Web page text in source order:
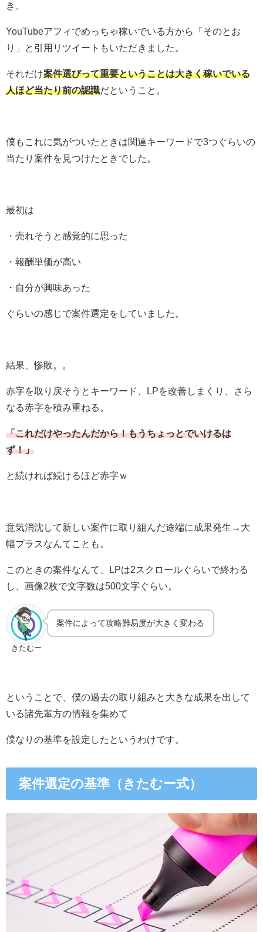
き、
YouTubeアフィでめっちゃ稼いでいる方から「そのとお
り」と引用リツイートもいただきました。
それだけ案件選びって重要ということは大きく稼いでいる
人ほど当たり前の認識だということ。
僕もこれに気がついたときは関連キーワードで3つぐらいの
当たり案件を見つけたときでした。
最初は
・売れそうと感覚的に思った
・報酬単価が高い
・自分が興味あった
ぐらいの感じで案件選定をしていました。
結果、惨敗。。
赤字を取り戻そうとキーワード、LPを改善しまくり、さら
なる赤字を積み重ねる。
「これだけやったんだから！もうちょっとでいけるは
ず！」
と続ければ続けるほど赤字ｗ
意気消沈して新しい案件に取り組んだ途端に成果発生→大
幅プラスなんてことも。
このときの案件なんて、LPは2スクロールぐらいで終わる
し、画像2枚で文字数は500文字ぐらい。
きたむー
案件によって攻略難易度が大きく変わる
ということで、僕の過去の取り組みと大きな成果を出して
いる諸先輩方の情報を集めて
僕なりの基準を設定したというわけです。
案件選定の基準（きたむー式）